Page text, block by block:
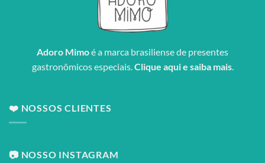
Adoro Mimoé a marca brasiliense de presentes
gastronômicos especiais.Clique aqui e saiba mais.
❤️ NOSSOS CLIENTES
📷 NOSSO INSTAGRAM